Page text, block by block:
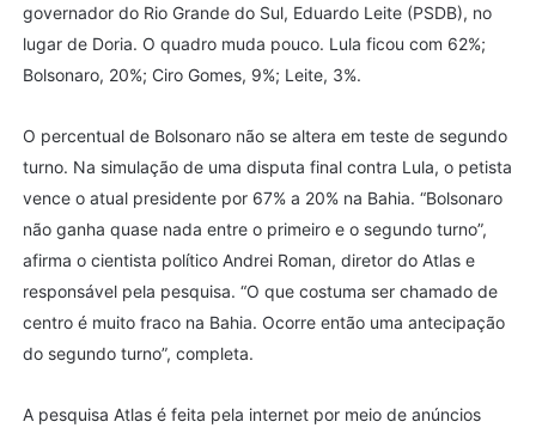
governador do Rio Grande do Sul, Eduardo Leite (PSDB), no
lugar de Doria. O quadro muda pouco. Lula ficou com 62%;
Bolsonaro, 20%; Ciro Gomes, 9%; Leite, 3%.
O percentual de Bolsonaro não se altera em teste de segundo
turno. Na simulação de uma disputa final contra Lula, o petista
vence o atual presidente por 67% a 20% na Bahia. “Bolsonaro
não ganha quase nada entre o primeiro e o segundo turno”,
afirma o cientista político Andrei Roman, diretor do Atlas e
responsável pela pesquisa. “O que costuma ser chamado de
centro é muito fraco na Bahia. Ocorre então uma antecipação
do segundo turno”, completa.
A pesquisa Atlas é feita pela internet por meio de anúncios